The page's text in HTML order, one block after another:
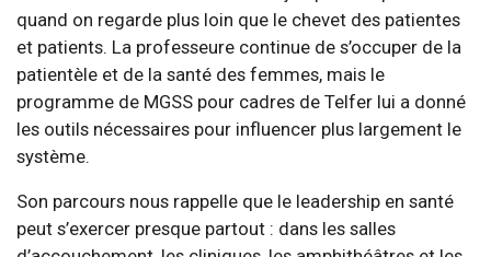
quand on regarde plus loin que le chevet des patientes
et patients. La professeure continue de s’occuper de la
patientèle et de la santé des femmes, mais le
programme de MGSS pour cadres de Telfer lui a donné
les outils nécessaires pour influencer plus largement le
système.
Son parcours nous rappelle que le leadership en santé
peut s’exercer presque partout : dans les salles